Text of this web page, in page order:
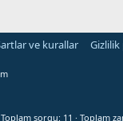
ve kurallar Gizlilik
Toplam sorgu 11 Toplam